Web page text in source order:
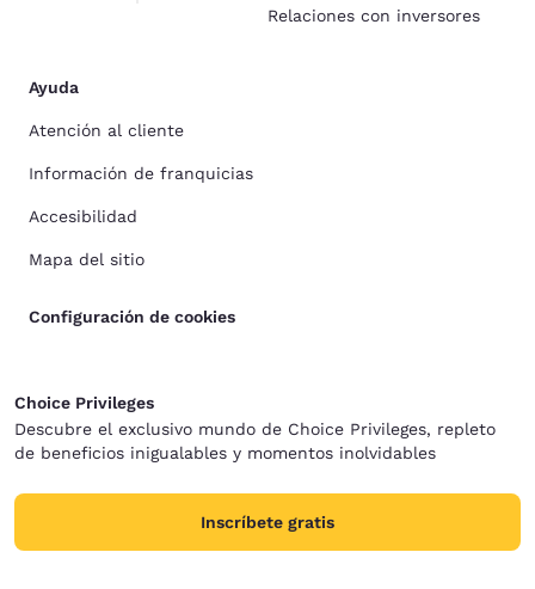
Relaciones con inversores
Ayuda
Atención al cliente
Información de franquicias
Accesibilidad
Mapa del sitio
Configuración de cookies
Choice Privileges
Descubre el exclusivo mundo de Choice Privileges, repleto
de beneficios inigualables y momentos inolvidables
Inscríbete gratis